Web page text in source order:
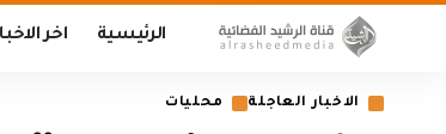
الرئيسية اخر
الاخبار العاجلة محليات